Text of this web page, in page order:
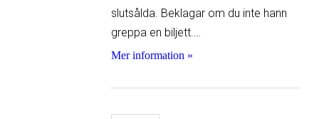
slutsålda. Beklagar om du inte hann
greppa en biljett.…
Mer information »